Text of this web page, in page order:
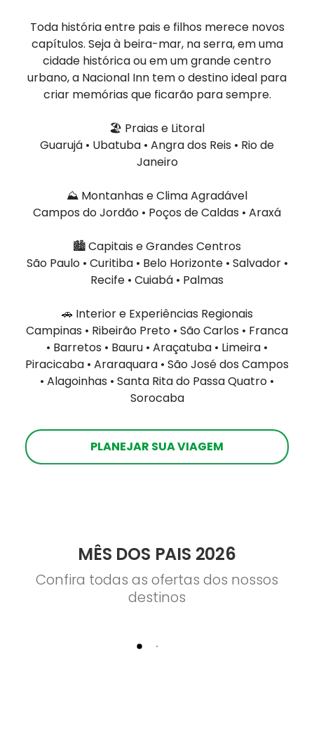
Toda história entre pais e filhos merece novos
capítulos. Seja à beira-mar, na serra, em uma
cidade histórica ou em um grande centro
urbano, a Nacional Inn tem o destino ideal para
criar memórias que ficarão para sempre.
🏖️ Praias e Litoral
Guarujá • Ubatuba • Angra dos Reis • Rio de
Janeiro
⛰️ Montanhas e Clima Agradável
Campos do Jordão • Poços de Caldas • Araxá
🏙️ Capitais e Grandes Centros
São Paulo • Curitiba • Belo Horizonte • Salvador •
Recife • Cuiabá • Palmas
🚗 Interior e Experiências Regionais
Campinas • Ribeirão Preto • São Carlos • Franca
• Barretos • Bauru • Araçatuba • Limeira •
Piracicaba • Araraquara • São José dos Campos
• Alagoinhas • Santa Rita do Passa Quatro •
Sorocaba
PLANEJAR SUA VIAGEM
MÊS DOS PAIS 2026
Confira todas as ofertas dos nossos
destinos